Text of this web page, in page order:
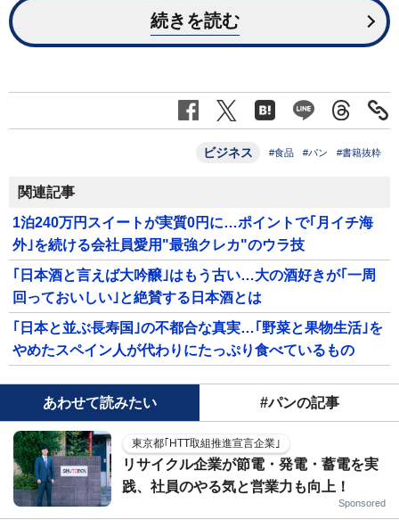
続きを読む
ビジネス #食品 #パン #書籍抜粋
関連記事
1泊240万円スイートが実質0円に…ポイントで｢月イチ海
外｣を続ける会社員愛用"最強クレカ"のウラ技
｢日本酒と言えば大吟醸｣はもう古い…大の酒好きが｢一周
回っておいしい｣と絶賛する日本酒とは
｢日本と並ぶ長寿国｣の不都合な真実…｢野菜と果物生活｣を
やめたスペイン人が代わりにたっぷり食べているもの
あわせて読みたい #パンの記事
東京都｢HTT取組推進宣言企業｣
リサイクル企業が節電・発電・蓄電を実
践、社員のやる気と営業力も向上！
Sponsored